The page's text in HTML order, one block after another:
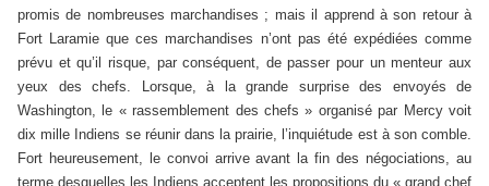
promis de nombreuses marchandises ; mais il apprend à son retour à
Fort Laramie que ces marchandises n’ont pas été expédiées comme
prévu et qu’il risque, par conséquent, de passer pour un menteur aux
yeux des chefs. Lorsque, à la grande surprise des envoyés de
Washington, le « rassemblement des chefs » organisé par Mercy voit
dix mille Indiens se réunir dans la prairie, l’inquiétude est à son comble.
Fort heureusement, le convoi arrive avant la fin des négociations, au
terme desquelles les Indiens acceptent les propositions du « grand chef